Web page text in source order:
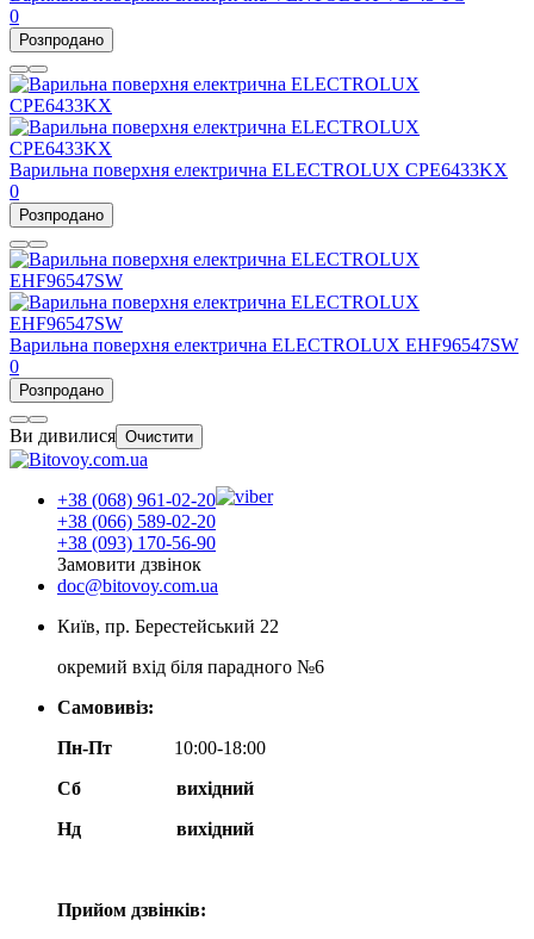
0
Розпродано
Варильна поверхня електрична ELECTROLUX CPE6433KX
0
Розпродано
Варильна поверхня електрична ELECTROLUX EHF96547SW
0
Розпродано
Ви дивилися Очистити
+38 (068) 961-02-20
+38 (066) 589-02-20
+38 (093) 170-56-90
Замовити дзвінок
doc@bitovoy.com.ua
Київ, пр. Берестейський 22
окремий вхід біля парадного №6
Самовивіз:
Пн-Пт
10:00-18:00
Сб
вихідний
Нд
вихідний
Прийом дзвінків: